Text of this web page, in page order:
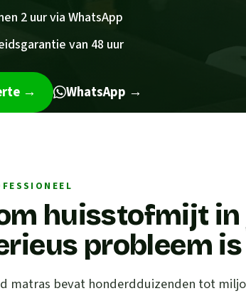
2 uur via WhatsApp
van 48 uur
→ WhatsApp →
huisstofmijt in
probleem is
matras bevat honderdduizenden tot